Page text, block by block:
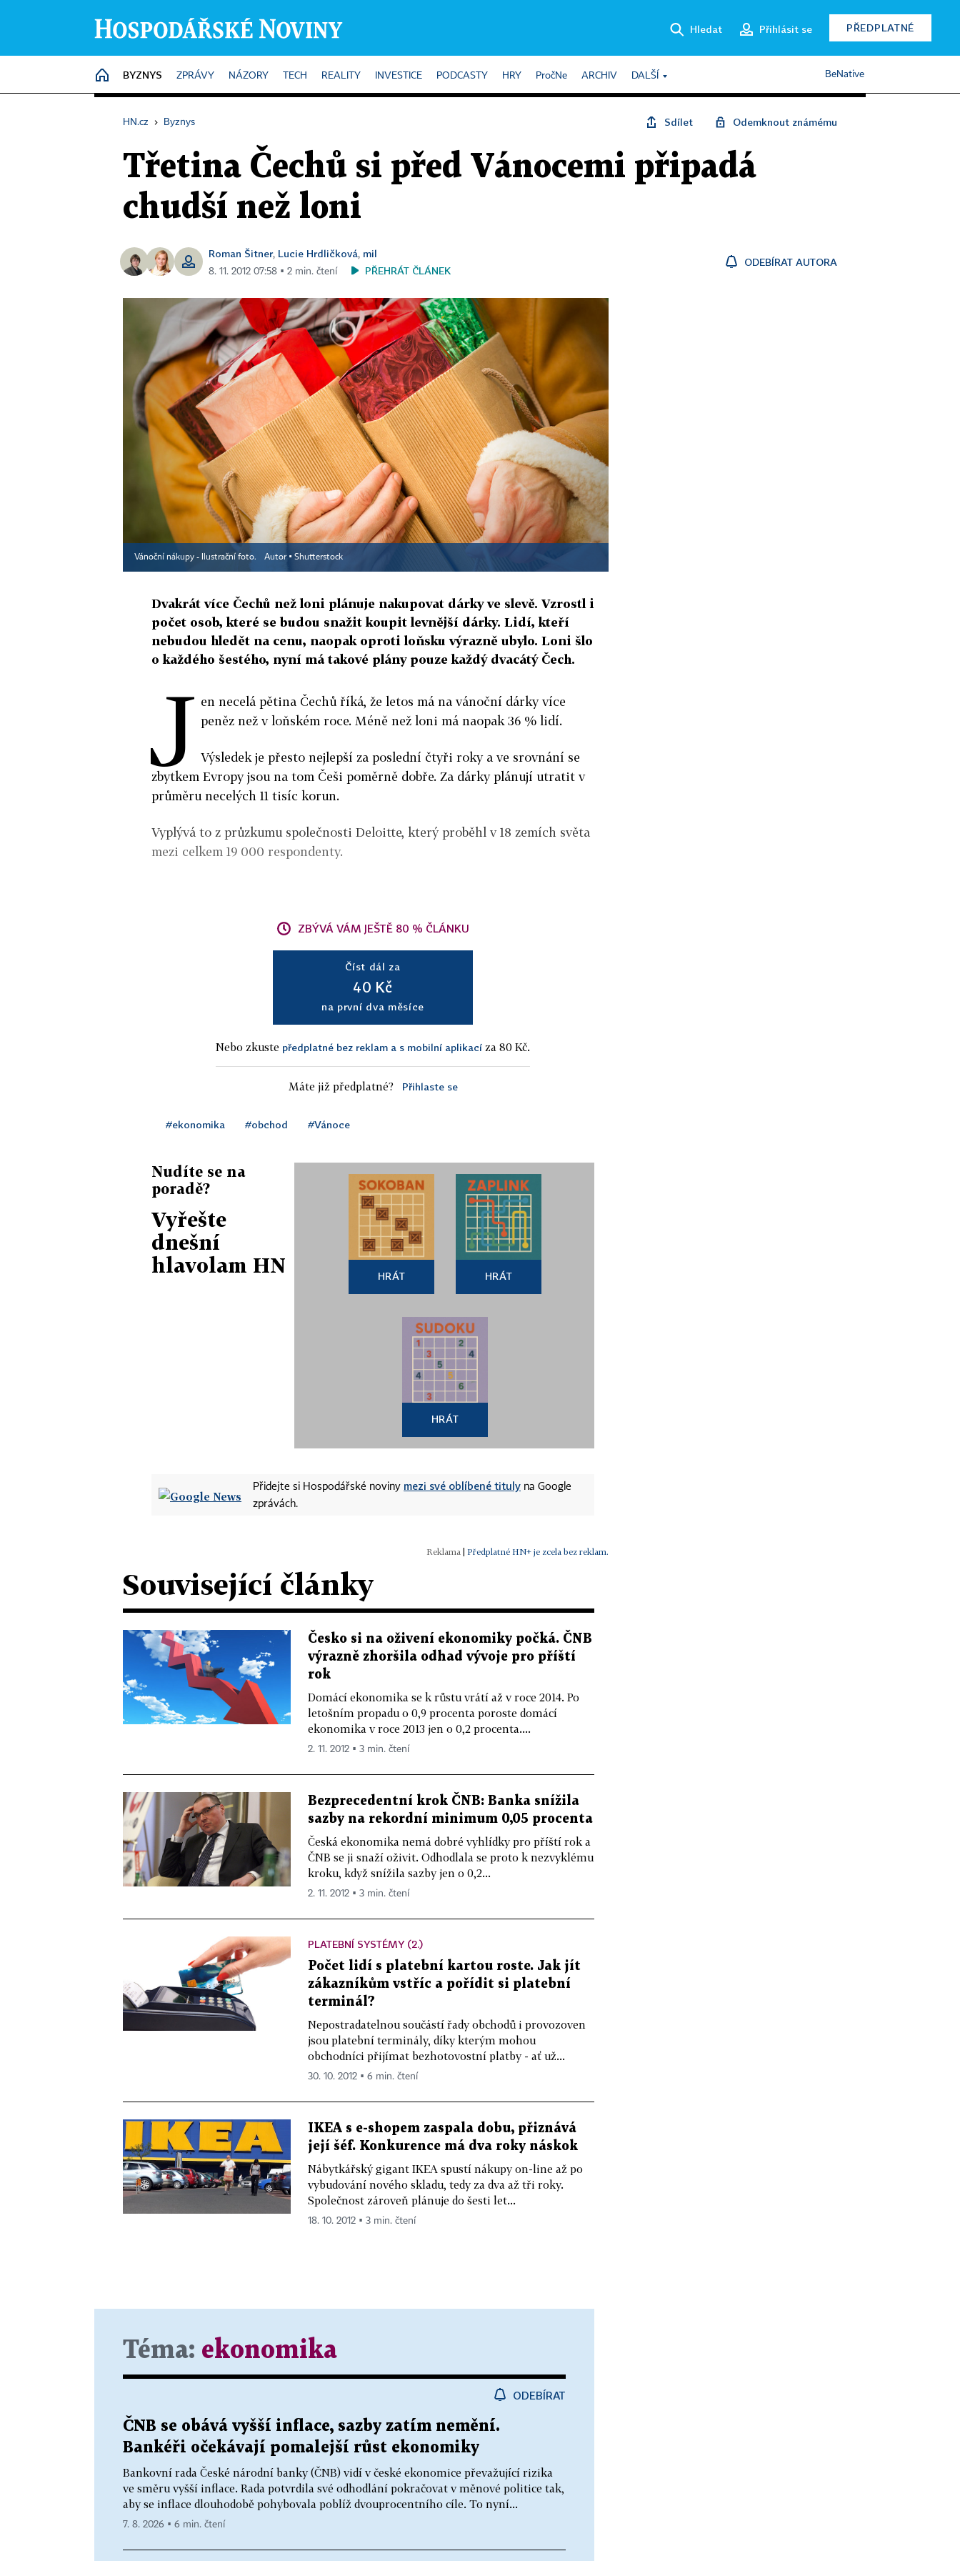
Hledat Přihlásit se PŘEDPLATNÉ
HOME
BYZNYS ZPRÁVY NÁZORY TECH REALITY INVESTICE PODCASTY HRY PročNe ARCHIV DALŠÍ BeNative
HN.cz › Byznys Sdílet Odemknout známému
Třetina Čechů si před Vánocemi připadá
chudší než loni
Roman Šitner, Lucie Hrdličková, mil
8. 11. 2012 07:58 ▪ 2 min. čtení PŘEHRÁT ČLÁNEK
ODEBÍRAT AUTORA
Vánoční nákupy - Ilustrační foto. Autor ▪ Shutterstock
Dvakrát více Čechů než loni plánuje nakupovat dárky ve slevě. Vzrostl i
počet osob, které se budou snažit koupit levnější dárky. Lidí, kteří
nebudou hledět na cenu, naopak oproti loňsku výrazně ubylo. Loni šlo
o každého šestého, nyní má takové plány pouze každý dvacátý Čech.
J en necelá pětina Čechů říká, že letos má na vánoční dárky více
peněz než v loňském roce. Méně než loni má naopak 36 % lidí.
Výsledek je přesto nejlepší za poslední čtyři roky a ve srovnání se
zbytkem Evropy jsou na tom Češi poměrně dobře. Za dárky plánují utratit v
průměru necelých 11 tisíc korun.
Vyplývá to z průzkumu společnosti Deloitte, který proběhl v 18 zemích světa
mezi celkem 19 000 respondenty.
ZBÝVÁ VÁM JEŠTĚ 80 % ČLÁNKU
Číst dál za
40 Kč
na první dva měsíce
Nebo zkuste předplatné bez reklam a s mobilní aplikací za 80 Kč.
Máte již předplatné? Přihlaste se
#ekonomika #obchod #Vánoce
Nudíte se na
poradě?
Vyřešte
dnešní
hlavolam HN
HRÁT HRÁT
HRÁT
Přidejte si Hospodářské noviny mezi své oblíbené tituly na Google
zprávách.
| Předplatné HN+ je zcela bez reklam.
Související články
Česko si na oživení ekonomiky počká. ČNB
výrazně zhoršila odhad vývoje pro příští
rok
Domácí ekonomika se k růstu vrátí až v roce 2014. Po
letošním propadu o 0,9 procenta poroste domácí
ekonomika v roce 2013 jen o 0,2 procenta....
2. 11. 2012 ▪ 3 min. čtení
Bezprecedentní krok ČNB: Banka snížila
sazby na rekordní minimum 0,05 procenta
Česká ekonomika nemá dobré vyhlídky pro příští rok a
ČNB se ji snaží oživit. Odhodlala se proto k nezvyklému
kroku, když snížila sazby jen o 0,2...
2. 11. 2012 ▪ 3 min. čtení
PLATEBNÍ SYSTÉMY (2.)
Počet lidí s platební kartou roste. Jak jít
zákazníkům vstříc a pořídit si platební
terminál?
Nepostradatelnou součástí řady obchodů i provozoven
jsou platební terminály, díky kterým mohou
obchodníci přijímat bezhotovostní platby - ať už...
30. 10. 2012 ▪ 6 min. čtení
IKEA s e-shopem zaspala dobu, přiznává
její šéf. Konkurence má dva roky náskok
Nábytkářský gigant IKEA spustí nákupy on-line až po
vybudování nového skladu, tedy za dva až tři roky.
Společnost zároveň plánuje do šesti let...
18. 10. 2012 ▪ 3 min. čtení
Téma: ekonomika
ODEBÍRAT
ČNB se obává vyšší inflace, sazby zatím nemění.
Bankéři očekávají pomalejší růst ekonomiky
Bankovní rada České národní banky (ČNB) vidí v české ekonomice převažující rizika
ve směru vyšší inflace. Rada potvrdila své odhodlání pokračovat v měnové politice tak,
aby se inflace dlouhodobě pohybovala poblíž dvouprocentního cíle. To nyní...
7. 8. 2026 ▪ 6 min. čtení